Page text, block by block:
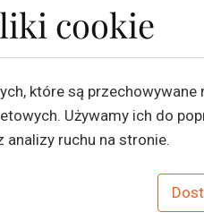
cookie
które są
Używamy ich do
ruchu na stronie.